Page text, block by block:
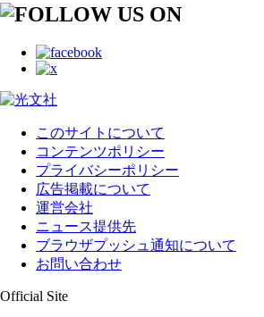
このサイトについて
コンテンツポリシー
プライバシーポリシー
広告掲載について
運営会社
ニュース提供先
ブラウザプッシュ通知について
お問い合わせ
Official Site